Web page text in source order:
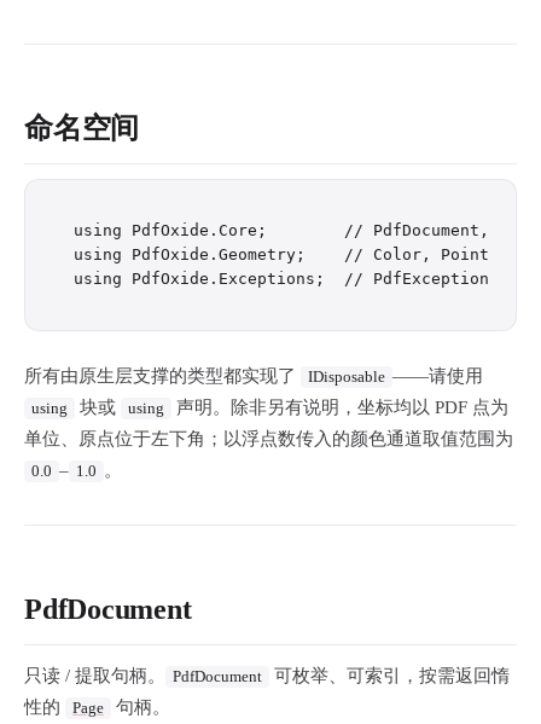
命名空间
using PdfOxide.Core;        // PdfDocument, Pdf,
using PdfOxide.Geometry;    // Color, Point,
所有由原生层支撑的类型都实现了 IDisposable ——请使用
using 块或 using
声明。除非另有说明，坐标均以 PDF 点为
单位、原点位于左下角；以浮点数传入的颜色通道取值范围为
0.0 – 1.0 。
PdfDocument
只读 / 提取句柄。 PdfDocument
可枚举、可索引，按需返回惰
性的
Page 句柄。